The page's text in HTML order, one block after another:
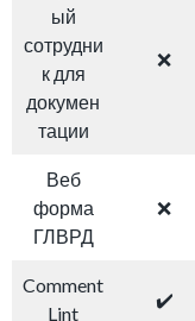
ый
сотрудни
к для
докумен
тации
❌
Веб
форма
ГЛВРД
❌
Comment
Lint
✔️